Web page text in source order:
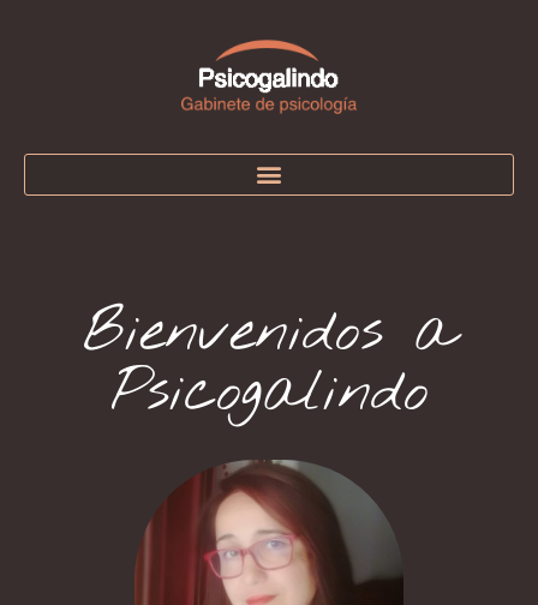
Bienvenidos a
Psicogalindo